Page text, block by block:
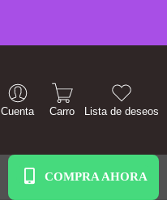
Cuenta Carro Lista de deseos
+51 938 586 391